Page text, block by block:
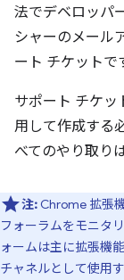
法でデベロッパ
シャーのメール
ート チケットで
サポート チケッ
用して作成する
べてのやり取り
注: Chrome 拡張
フォーラムをモニタ
ォームは主に拡張機
チャネルとして使用